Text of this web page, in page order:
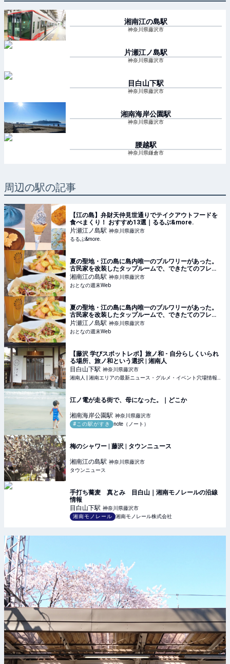
湘南江の島駅
神奈川県藤沢市
片瀬江ノ島駅
神奈川県藤沢市
目白山下駅
神奈川県藤沢市
湘南海岸公園駅
神奈川県藤沢市
腰越駅
神奈川県鎌倉市
周辺の駅の記事
【江の島】弁財天仲見世通りでテイクアウトフードを
食べまくり！ おすすめ13選｜るるぶ&more.
片瀬江ノ島駅 神奈川県藤沢市
るるぶ&more.
夏の聖地・江の島に島内唯一のブルワリーがあった。
古民家を改装したタップルームで、できたてのフレッ
シュな一杯を
湘南江の島駅 神奈川県藤沢市
おとなの週末Web
夏の聖地・江の島に島内唯一のブルワリーがあった。
古民家を改装したタップルームで、できたてのフレッ
シュな一杯を
片瀬江ノ島駅 神奈川県藤沢市
おとなの週末Web
【藤沢 学びスポットレポ】旅ノ和 - 自分らしくいられ
る場所、旅ノ和という選択 | 湘南人
目白山下駅 神奈川県藤沢市
江ノ電が走る街で、母になった。｜どこか
湘南海岸公園駅 神奈川県藤沢市
#この駅がすき
note（ノート）
梅のシャワー | 藤沢 | タウンニュース
湘南江の島駅 神奈川県藤沢市
タウンニュース
手打ち蕎麦 真とみ 目白山｜湘南モノレールの沿線
情報
目白山下駅 神奈川県藤沢市
湘南モノレール
湘南モノレール株式会社